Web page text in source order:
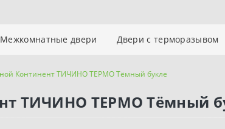
Межкомнатные двери Двери с терморазывом
Континент ТИЧИНО ТЕРМО Тёмный букле
ТИЧИНО ТЕРМО Тёмный